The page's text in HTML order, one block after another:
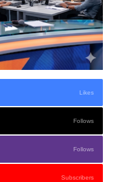
Likes
Follows
Follows
Subscribers